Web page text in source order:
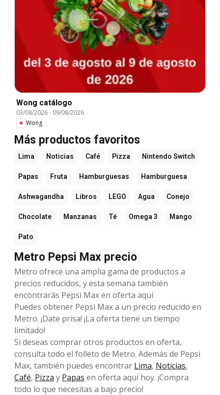
Wong catálogo
03/08/2026- 09/08/2026
Wong
Más productos favoritos
Lima Noticias Café Pizza Nintendo Switch
Papas Fruta Hamburguesas Hamburguesa
Ashwagandha Libros LEGO Agua Conejo
Chocolate Manzanas Té Omega 3 Mango
Pato
Metro Pepsi Max precio
Metro ofrece una amplia gama de productos a
precios reducidos, y esta semana también
encontrarás Pepsi Max en oferta aquí.
Puedes obtener Pepsi Max a un precio reducido en
Metro. ¡Date prisa! ¡La oferta tiene un tiempo
limitado!
Si deseas comprar otros productos en oferta,
consulta todo el folleto de Metro. Además de Pepsi
Max, también puedes encontrar Lima, Noticias,
Café, Pizza y Papas en oferta aquí hoy. ¡Compra
todo lo que necesitas a bajo precio!